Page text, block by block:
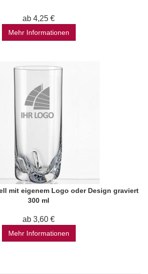
ab 4,25 €
Mehr Informationen
mit eigenem Logo oder Design graviert
300 ml
ab 3,60 €
Mehr Informationen